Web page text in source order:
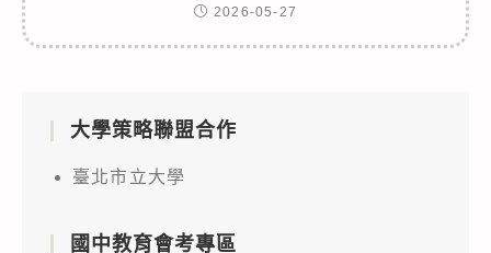
2026-05-27
大學策略聯盟合作
臺北市立大學
國中教育會考專區